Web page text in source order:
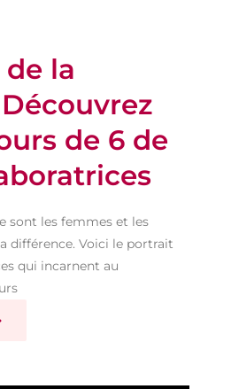
la
de 6 de
sont les femmes et les
différence. Voici le portrait
qui incarnent au